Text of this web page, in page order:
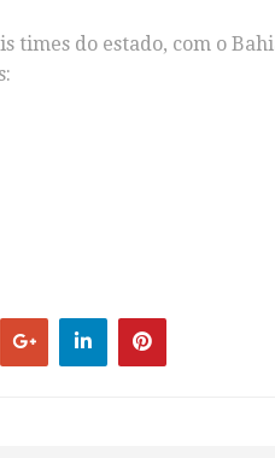
times do estado, com o